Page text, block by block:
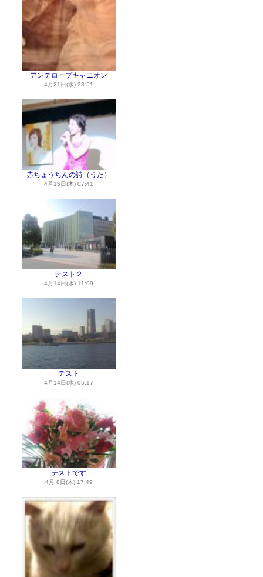
アンテロープキャニオン
4月21日(水) 23:51
赤ちょうちんの詩（うた）
4月15日(木) 07:41
テスト２
4月14日(水) 11:09
テスト
4月14日(水) 05:17
テストです
4月 8日(木) 17:49